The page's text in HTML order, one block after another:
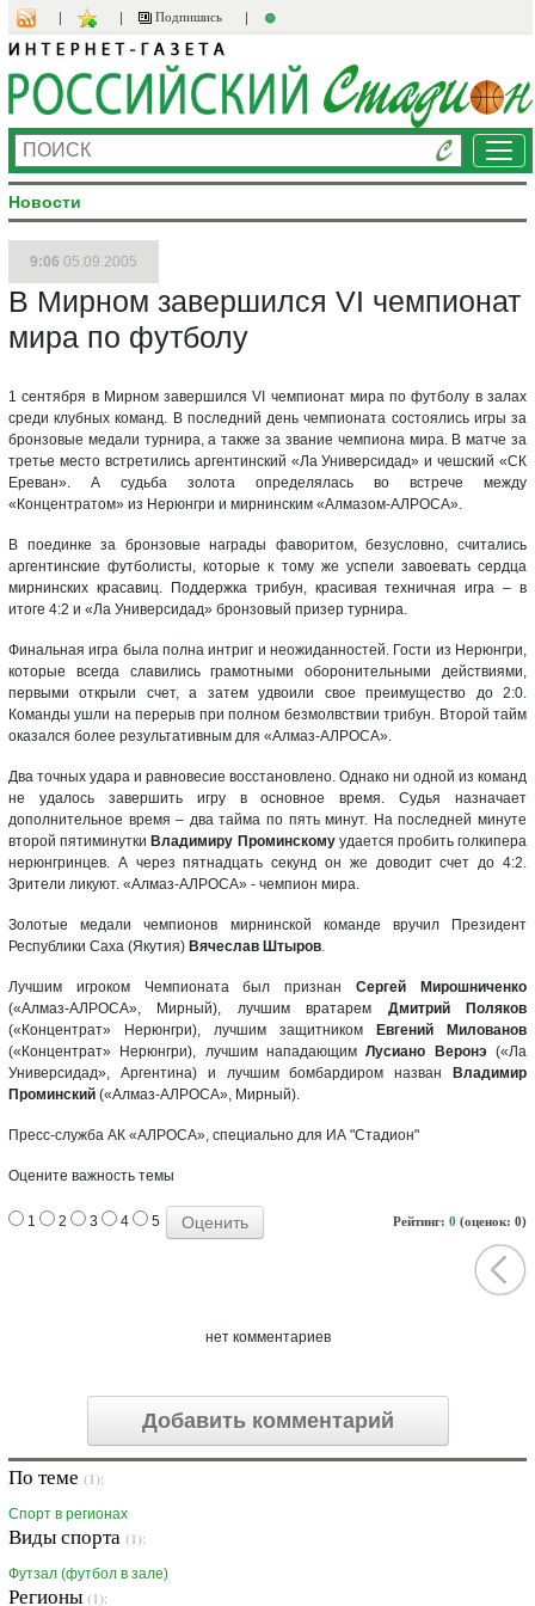
Подпишись
Новости
9:06 05.09.2005
В Мирном завершился VI чемпионат
мира по футболу
1 сентября в Мирном завершился VI чемпионат мира по футболу в залах
среди клубных команд. В последний день чемпионата состоялись игры за
бронзовые медали турнира, а также за звание чемпиона мира. В матче за
третье место встретились аргентинский «Ла Универсидад» и чешский «СК
Ереван». А судьба золота определялась во встрече между
«Концентратом» из Нерюнгри и мирнинским «Алмазом-АЛРОСА».
В поединке за бронзовые награды фаворитом, безусловно, считались
аргентинские футболисты, которые к тому же успели завоевать сердца
мирнинских красавиц. Поддержка трибун, красивая техничная игра – в
итоге 4:2 и «Ла Универсидад» бронзовый призер турнира.
Финальная игра была полна интриг и неожиданностей. Гости из Нерюнгри,
которые всегда славились грамотными оборонительными действиями,
первыми открыли счет, а затем удвоили свое преимущество до 2:0.
Команды ушли на перерыв при полном безмолвствии трибун. Второй тайм
оказался более результативным для «Алмаз-АЛРОСА».
Два точных удара и равновесие восстановлено. Однако ни одной из команд
не удалось завершить игру в основное время. Судья назначает
дополнительное время – два тайма по пять минут. На последней минуте
второй пятиминутки Владимиру Проминскомуудается пробить голкипера
нерюнгринцев. А через пятнадцать секунд он же доводит счет до 4:2.
Зрители ликуют. «Алмаз-АЛРОСА» - чемпион мира.
Золотые медали чемпионов мирнинской команде вручил Президент
Республики Саха (Якутия) Вячеслав Штыров.
Лучшим игроком Чемпионата был признанСергей Мирошниченко
(«Алмаз-АЛРОСА», Мирный), лучшим вратарем Дмитрий Поляков
(«Концентрат» Нерюнгри), лучшим защитником
Евгений Милованов
(«Концентрат» Нерюнгри), лучшим нападающимЛусиано Веронэ(«Ла
Универсидад», Аргентина) и лучшим бомбардиром назван
Владимир
Проминский («Алмаз-АЛРОСА», Мирный).
Пресс-служба АК «АЛРОСА», специально для ИА "Стадион"
Оцените важность темы
Рейтинг: 0 (оценок: 0)
1 2 3 4 5
нет комментариев
Добавить комментарий
По теме (1):
Спорт в регионах
Виды спорта (1):
Футзал (футбол в зале)
Регионы (1):